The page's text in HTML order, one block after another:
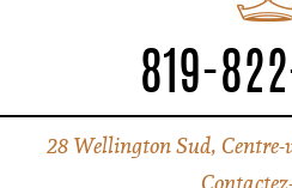
819-
28 Wellington Sud, Centre-